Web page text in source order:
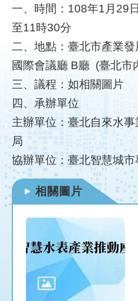
年
場
域
試
辦
檔
案
下
載
網
站
導
頁
English
一、時間：108年1月29
至11時30分
二、地點：臺北市產業
國際會議廳 B廳 (臺北市
三、議程：如相關圖片
四、承辦單位
主辦單位：臺北自來水
局
協辦單位：臺北智慧城
相關圖片